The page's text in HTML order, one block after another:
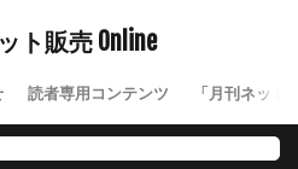
読者専用コンテンツ 「月刊ネット